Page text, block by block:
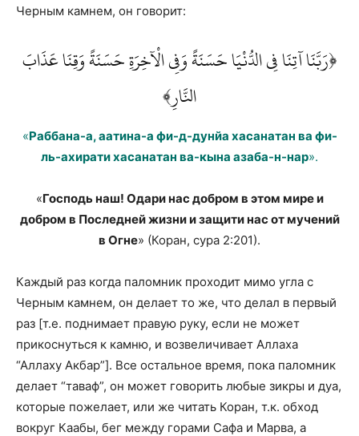
Черным камнем, он говорит:
﴿رَبَّنَا آتِنَا فِي الدُّنْيَا حَسَنَةً وَفِي الْآخِرَةِ حَسَنَةً وَقِنَا عَذَابَ
النَّارِ﴾
«Раббана-а, аатина-а фи-д-дунйа хасанатан ва фи-
ль-ахирати хасанатан ва-кына азаба-н-нар».
«Господь наш! Одари нас добром в этом мире и
добром в Последней жизни и защити нас от мучений
в Огне» (Коран, сура 2:201).
Каждый раз когда паломник проходит мимо угла с
Черным камнем, он делает то же, что делал в первый
раз [т.е. поднимает правую руку, если не может
прикоснуться к камню, и возвеличивает Аллаха
“Аллаху Акбар”]. Все остальное время, пока паломник
делает “таваф”, он может говорить любые зикры и дуа,
которые пожелает, или же читать Коран, т.к. обход
вокруг Каабы, бег между горами Сафа и Марва, а